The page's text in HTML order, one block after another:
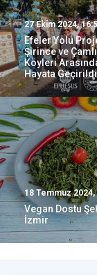
27 Ekim 2024,
Efeler Yolu
Şirince ve
Köyleri
Hayata Geçirildi
18 Temmuz 2024,
Vegan Dostu
İzmir